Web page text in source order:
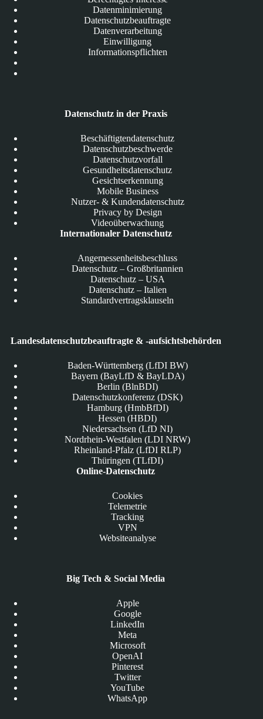
Datenminimierung
Datenschutzbeauftragte
Datenverarbeitung
Einwilligung
Informationspflichten
Datenschutz in der Praxis
Beschäftigtendatenschutz
Datenschutzbeschwerde
Datenschutzvorfall
Gesundheitsdatenschutz
Gesichtserkennung
Mobile Business
Nutzer- & Kundendatenschutz
Privacy by Design
Videoüberwachung
Internationaler Datenschutz
Angemessenheitsbeschluss
Datenschutz – Großbritannien
Datenschutz – USA
Datenschutz – Italien
Standardvertragsklauseln
Landesdatenschutzbeauftragte & -aufsichtsbehörden
Baden-Württemberg (LfDI BW)
Bayern (BayLfD & BayLDA)
Berlin (BlnBDI)
Datenschutzkonferenz (DSK)
Hamburg (HmbBfDI)
Hessen (HBDI)
Niedersachsen (LfD NI)
Nordrhein-Westfalen (LDI NRW)
Rheinland-Pfalz (LfDI RLP)
Thüringen (TLfDI)
Online-Datenschutz
Cookies
Telemetrie
Tracking
VPN
Websiteanalyse
Big Tech & Social Media
Apple
Google
LinkedIn
Meta
Microsoft
OpenAI
Pinterest
Twitter
YouTube
WhatsApp